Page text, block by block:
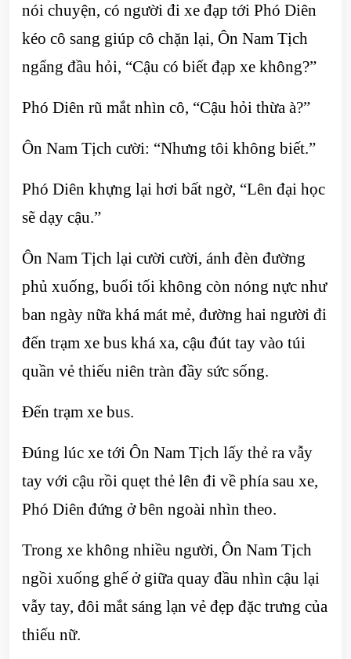
nói chuyện, có người đi xe đạp tới Phó Diên
kéo cô sang giúp cô chặn lại, Ôn Nam Tịch
ngẩng đầu hỏi, “Cậu có biết đạp xe không?”
Phó Diên rũ mắt nhìn cô, “Cậu hỏi thừa à?”
Ôn Nam Tịch cười: “Nhưng tôi không biết.”
Phó Diên khựng lại hơi bất ngờ, “Lên đại học
sẽ dạy cậu.”
Ôn Nam Tịch lại cười cười, ánh đèn đường
phủ xuống, buổi tối không còn nóng nực như
ban ngày nữa khá mát mẻ, đường hai người đi
đến trạm xe bus khá xa, cậu đút tay vào túi
quần vẻ thiếu niên tràn đầy sức sống.
Đến trạm xe bus.
Đúng lúc xe tới Ôn Nam Tịch lấy thẻ ra vẫy
tay với cậu rồi quẹt thẻ lên đi về phía sau xe,
Phó Diên đứng ở bên ngoài nhìn theo.
Trong xe không nhiều người, Ôn Nam Tịch
ngồi xuống ghế ở giữa quay đầu nhìn cậu lại
vẫy tay, đôi mắt sáng lạn vẻ đẹp đặc trưng của
thiếu nữ.